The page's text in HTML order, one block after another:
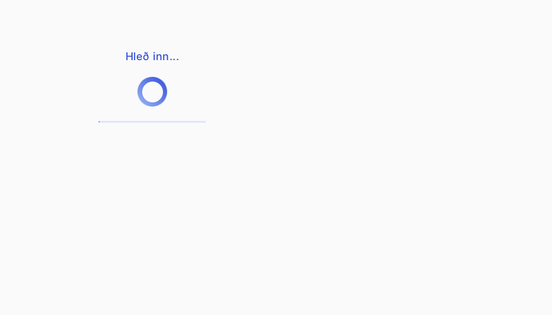
Hleð inn...